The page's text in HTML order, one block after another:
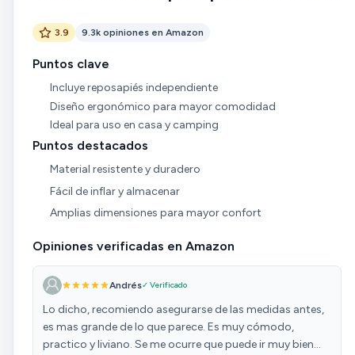
3.9 9.3k opiniones en Amazon
Puntos clave
Incluye reposapiés independiente
Diseño ergonómico para mayor comodidad
Ideal para uso en casa y camping
Puntos destacados
Material resistente y duradero
Fácil de inflar y almacenar
Amplias dimensiones para mayor confort
Opiniones verificadas en Amazon
Andrés✓ Verificado
Lo dicho, recomiendo asegurarse de las medidas antes,
es mas grande de lo que parece. Es muy cómodo,
practico y liviano. Se me ocurre que puede ir muy bien